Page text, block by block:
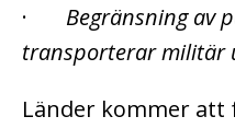
·
Begränsning av
transporterar militär
Länder kommer